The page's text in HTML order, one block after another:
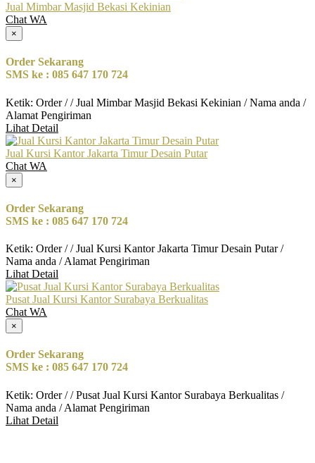
Jual Mimbar Masjid Bekasi Kekinian
Chat WA
×
Order Sekarang
SMS ke : 085 647 170 724
Ketik: Order / / Jual Mimbar Masjid Bekasi Kekinian / Nama anda /
Alamat Pengiriman
Lihat Detail
Jual Kursi Kantor Jakarta Timur Desain Putar
Chat WA
×
Order Sekarang
SMS ke : 085 647 170 724
Ketik: Order / / Jual Kursi Kantor Jakarta Timur Desain Putar /
Nama anda / Alamat Pengiriman
Lihat Detail
Pusat Jual Kursi Kantor Surabaya Berkualitas
Chat WA
×
Order Sekarang
SMS ke : 085 647 170 724
Ketik: Order / / Pusat Jual Kursi Kantor Surabaya Berkualitas /
Nama anda / Alamat Pengiriman
Lihat Detail